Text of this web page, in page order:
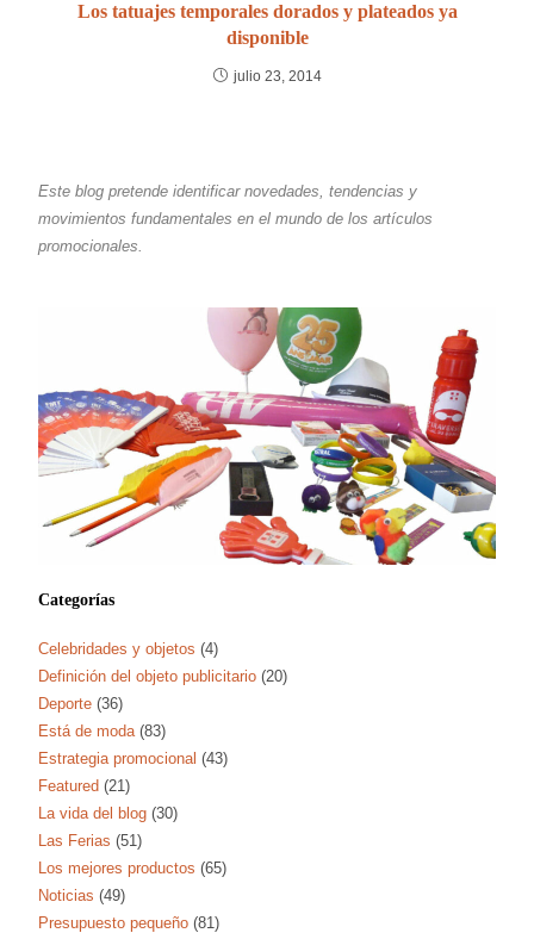
Los tatuajes temporales dorados y plateados ya
disponible
julio 23, 2014
Este blog pretende identificar novedades, tendencias y
movimientos fundamentales en el mundo de los artículos
promocionales.
Categorías
Celebridades y objetos (4)
Definición del objeto publicitario (20)
Deporte (36)
Está de moda (83)
Estrategia promocional (43)
Featured (21)
La vida del blog (30)
Las Ferias (51)
Los mejores productos (65)
Noticias (49)
Presupuesto pequeño (81)